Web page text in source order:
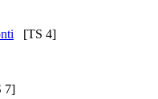
[TS 4]
7]